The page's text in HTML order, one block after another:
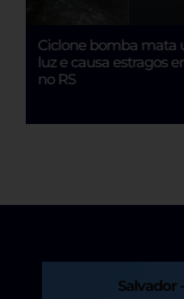
Secretária diz que Pix
Itabuna - BA